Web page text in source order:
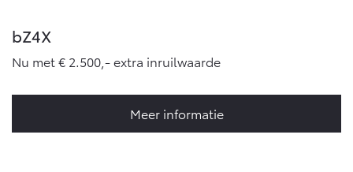
bZ4X
Nu met € 2.500,- extra inruilwaarde
Meer informatie